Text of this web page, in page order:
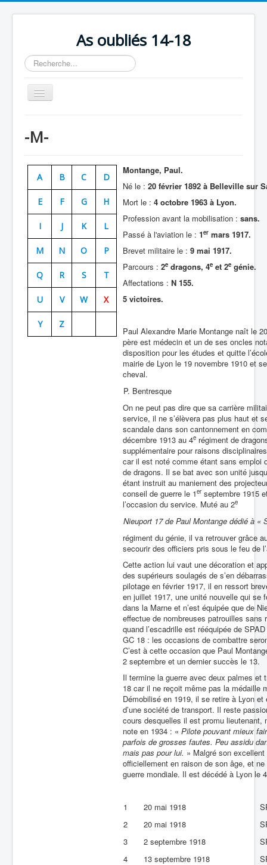
As oubliés 14-18
Rechercher
Basculer
la
Chronologie
Escadrilles
Organisation
Avions
Personnels
Doctrines
Batailles
Les As
Cahiers des As
-M-
A B C D
E F G H
I J K L
M N O P
Q R S T
U V W X
Y Z
Montange, Paul.
Né le : 20 février 1892 à Belleville sur
Mort le : 4 octobre 1963 à Lyon.
Profession avant la mobilisation : sans.
Passé à l'aviation le : 1er mars 1917.
Brevet militaire le : 9 mai 1917.
Parcours : 2e dragons, 4e et 2e génie.
Affectations : N 155.
5 victoires.
Paul Alexandre Marie Montange naît le
père est médecin et un de ses oncles
disposition pour les études et quitte
mairie de Lyon le 19 novembre 1910 et
cheval.
P. Bentresque
On ne peut pas dire que sa carrière
service, il ne s’élèvera pas plus haut et
scandale dans son cantonnement en
décembre 1913 au 4e régiment de
supplémentaire pour raisons
car il est noté comme étant sans emploi
de dragons. Il se bat avec son unité
étant instruit au maniement des
conseil de guerre le 1er septembre 1915
l’occasion du service. Muté au 2e
Nieuport 17 de Paul Montange dédié à «
régiment du génie, il va retrouver grâce
secourir des officiers pris sous le feu de
Cette action lui vaut une décoration et
des supérieurs soulagés de s’en
pilotage en février 1917, il en ressort
en juillet 1917, une unité nouvelle qui se
dans la Marne et n’est équipée que de
effectue de nombreuses patrouilles
quand l’escadrille est rééquipée de
GC 18 : les occasions de combattre
C’est à cette occasion que Paul
2 septembre et un dernier succès le 13.
Il termine la guerre avec deux palmes et
18 car il ne reçoit même pas la médaille
Démobilisé en 1919, il se retire à Lyon
d’une société de transport. Il reste
cours desquelles il est promu lieutenant,
note en 1934 : « Pilote pouvant mieux
parfois de grosses fautes. Peu assidu
mais pas pour lui. » Malgré son
officiellement en raison de son âge, et
guerre mondiale. Il est décédé à Lyon le
1 20 mai 1918
2
20 mai 1918
3
2 septembre 1918
4
13 septembre 1918